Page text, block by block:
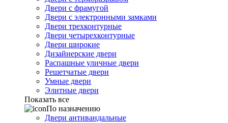
Двери с фрамугой
Двери с электронными замками
Двери трехконтурные
Двери четырехконтурные
Двери широкие
Дизайнерские двери
Распашные уличные двери
Решетчатые двери
Умные двери
Элитные двери
Показать все
По назначению
Двери антивандальные